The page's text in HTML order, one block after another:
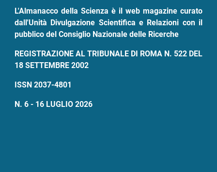
L'Almanacco della Scienza è il web magazine curato
dall'Unità Divulgazione Scientifica e Relazioni con il
pubblico del Consiglio Nazionale delle Ricerche
REGISTRAZIONE AL TRIBUNALE DI ROMA N. 522 DEL
18 SETTEMBRE 2002
ISSN 2037-4801
N. 6 - 16 LUGLIO 2026